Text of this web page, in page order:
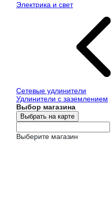
Электрика и свет
Сетевые удлинители
Удлинители с заземлением
Выбор магазина
Выбрать на карте
Выберите магазин